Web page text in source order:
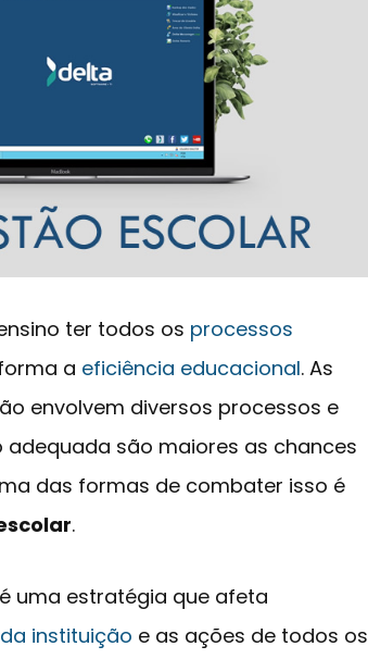
ter todos os processos
a eficiência educacional. As
envolvem diversos processos e
são maiores as chances
das formas de combater isso é
.
uma estratégia que afeta
instituição e as ações de todos os